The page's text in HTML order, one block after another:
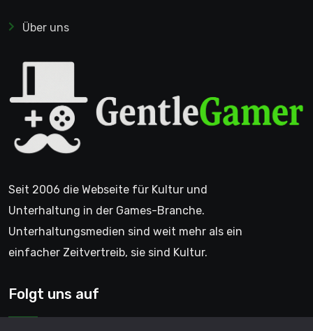
Über uns
Seit 2006 die Webseite für Kultur und
Unterhaltung in der Games-Branche.
Unterhaltungsmedien sind weit mehr als ein
einfacher Zeitvertreib, sie sind Kultur.
Folgt uns auf